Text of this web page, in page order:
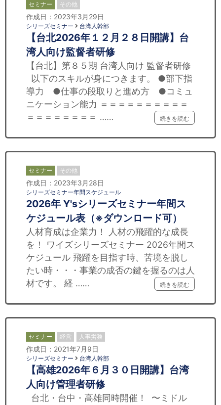
セミナー その他
作成日：2023年3月29日
シリーズセミナー 台湾人幹部
【台北2026年１２月２８日開講】台
湾人向け監督者研修
【台北】第８５期 台湾人向け 監督者研修
以下のスキルが身につきます。 ●部下指
導力 ●仕事の段取りと進め方 ●コミュ
ニケーション能力 ＝＝＝＝＝＝＝＝＝＝
＝＝＝＝＝＝＝＝ ……
続きを読む
セミナー その他
作成日：2023年3月28日
シリーズセミナー年間スケジュール
2026年 Y'sシリーズセミナー年間ス
ケジュール表（※ダウンロード可）
人材育成は企業力！ 人材の飛躍的な成長
を！ ワイズシリーズセミナー 2026年間ス
ケジュール 飛躍を目指す時、苦境を脱し
たい時・・・事業の成否の鍵を握るのは人
材です。 経 ……
続きを読む
セミナー 経営 人事労務
作成日：2021年7月9日
シリーズセミナー 台湾人幹部
【高雄2026年６月３０日開講】台湾
人向け管理者研修
台北・台中・高雄同時開催！ 〜ミドル